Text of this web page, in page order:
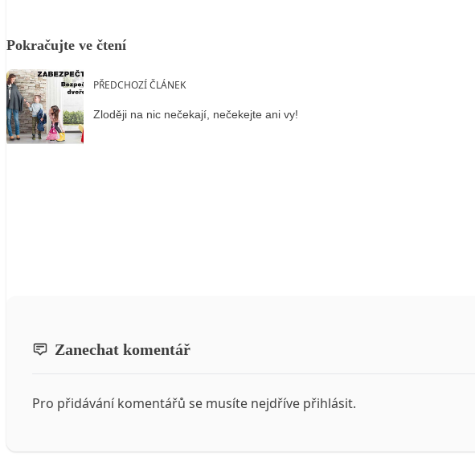
Pokračujte ve čtení
PŘEDCHOZÍ ČLÁNEK
Zloději na nic nečekají, nečekejte ani vy!
Zanechat komentář
Pro přidávání komentářů se musíte nejdříve přihlásit.